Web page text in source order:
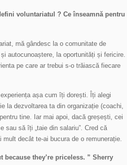
voluntariatul ? Ce înseamnă pentru
mă gândesc la o comunitate de
autocunoaștere, la oportunități și fericire.
pe care ar trebui s-o trăiască fiecare
așa cum îți dorești. Îți alegi
la dezvoltarea ta din organizație (coachi,
tine. Iar mai apoi, dacă greșești, cei
sau să îți „taie din salariu”. Cred că
decât te-ai bucura de o remunerație.
because they’re priceless. ” Sherry